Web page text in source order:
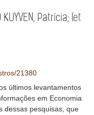
KUYVEN, Patrícia; (et
21380
últimos levantamentos
em Economia
dessas pesquisas, que